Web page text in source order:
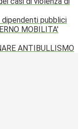
pubblici
MOBILITA'
ANTIBULLISMO